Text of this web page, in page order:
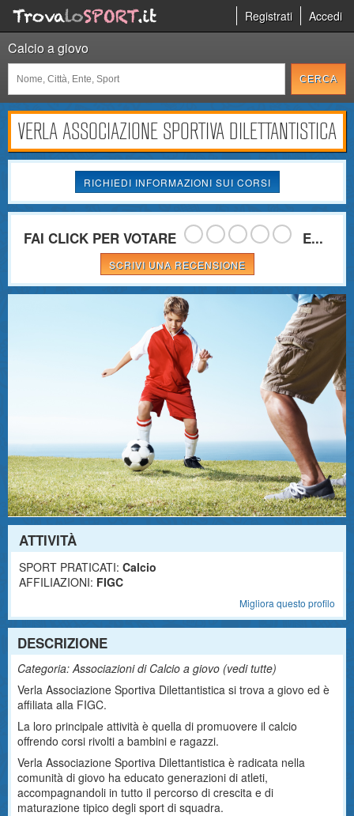
Registrati Accedi
Calcio a giovo
VERLA ASSOCIAZIONE SPORTIVA DILETTANTISTICA
RICHIEDI INFORMAZIONI SUI CORSI
FAI CLICK PER VOTARE E...
SCRIVI UNA RECENSIONE
ATTIVITÀ
SPORT PRATICATI: Calcio
AFFILIAZIONI: FIGC
Migliora questo profilo
DESCRIZIONE
Categoria: Associazioni di Calcio a giovo (vedi tutte)
Verla Associazione Sportiva Dilettantistica si trova a giovo ed è
affiliata alla FIGC.
La loro principale attività è quella di promuovere il calcio
offrendo corsi rivolti a bambini e ragazzi.
Verla Associazione Sportiva Dilettantistica è radicata nella
comunità di giovo ha educato generazioni di atleti,
accompagnandoli in tutto il percorso di crescita e di
maturazione tipico degli sport di squadra.